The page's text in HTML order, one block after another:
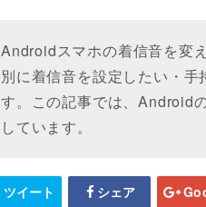
Androidスマホの着信音を変
別に着信音を設定したい・
す。この記事では、Android
しています。
ツイート シェア